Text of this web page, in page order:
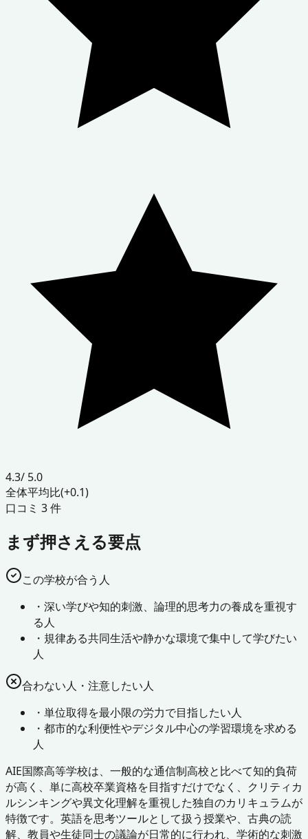
4.3/ 5.0
全体平均比(+0.1)
口コミ 3件
まず押さえる要点
この学校が合う人
・ 深い学びや知的刺激、論理的思考力の養成を重視す
る人
・ 規律ある共同生活や静かな環境で集中して学びたい
人
合わない人・注意したい人
・ 単位取得を最小限の労力で目指したい人
・ 都市的な利便性やデジタル中心の学習環境を求める
人
AIE国際高等学校は、一般的な通信制高校と比べて知的負荷
が高く、単に高校卒業資格を目指すだけでなく、クリティカ
ルシンキングや異文化理解を重視した独自のカリキュラムが
特徴です。英語を思考ツールとして扱う授業や、古典の読
解、教員や生徒同士の議論が日常的に行われ、学術的な刺激